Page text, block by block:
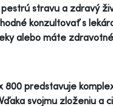
stravu a zdravý
konzultovať s
alebo máte
800 predstavuje
svojmu zloženiu a